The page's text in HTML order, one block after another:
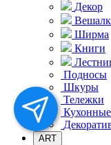
Декор
Ширма
Книги
Подносы
Шкуры
Тележки
Кухонные
ART